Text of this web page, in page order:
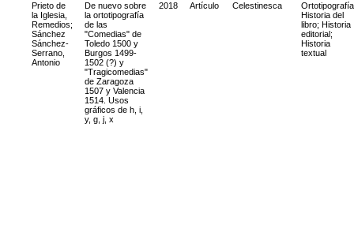
Prieto de
la Iglesia,
Remedios;
Sánchez
Sánchez-
Serrano,
Antonio
De nuevo sobre
la ortotipografía
de las
"Comedias" de
Toledo 1500 y
Burgos 1499-
1502 (?) y
"Tragicomedias"
de Zaragoza
1507 y Valencia
1514. Usos
gráficos de h, i,
y, g, j, x
2018 Artículo Celestinesca Ortotipografía
Historia del
libro; Historia
editorial;
Historia
textual